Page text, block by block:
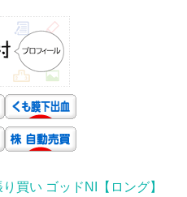
買い ゴッドNI【ロング】